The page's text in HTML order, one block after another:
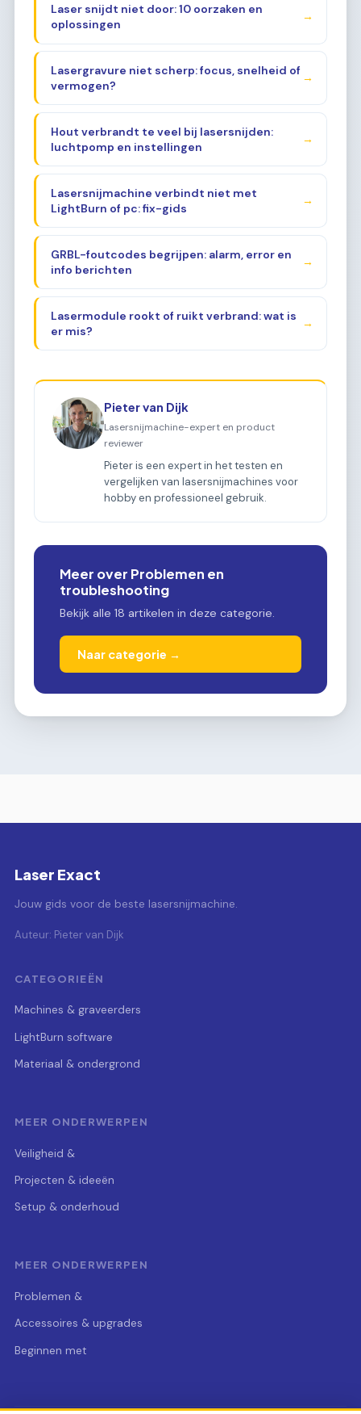
Laser snijdt niet door: 10 oorzaken en
oplossingen
→
Lasergravure niet scherp: focus, snelheid of
vermogen?
→
Hout verbrandt te veel bij lasersnijden:
luchtpomp en instellingen
→
Lasersnijmachine verbindt niet met
LightBurn of pc: fix-gids
→
GRBL-foutcodes begrijpen: alarm, error en
info berichten
→
Lasermodule rookt of ruikt verbrand: wat is
er mis?
→
Pieter van Dijk
Lasersnijmachine-expert en product
reviewer
Pieter is een expert in het testen en
vergelijken van lasersnijmachines voor
hobby en professioneel gebruik.
Meer over Problemen en
troubleshooting
Bekijk alle 18 artikelen in deze categorie.
Naar categorie →
Laser Exact
Jouw gids voor de beste lasersnijmachine.
Auteur: Pieter van Dijk
CATEGORIEËN
Machines & graveerders
LightBurn software
Materiaal & ondergrond
MEER ONDERWERPEN
Veiligheid &
Projecten & ideeën
Setup & onderhoud
MEER ONDERWERPEN
Problemen &
Accessoires & upgrades
Beginnen met